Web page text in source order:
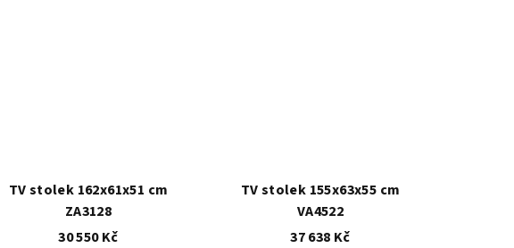
TV stolek 162x61x51 cm
ZA3128
30 550 Kč
TV stolek 155x63x55 cm
VA4522
37 638 Kč